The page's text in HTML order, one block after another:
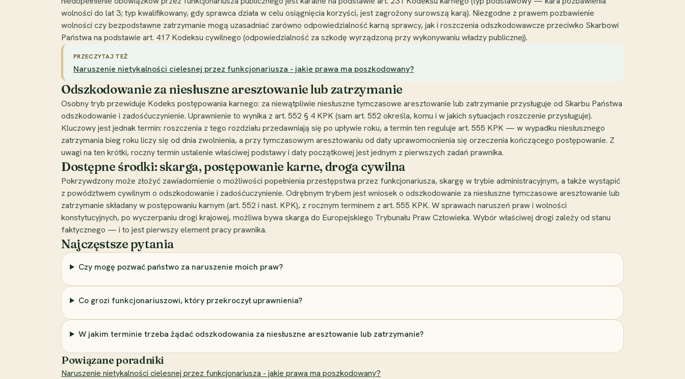
wolności do lat 3; typ kwalifikowany, gdy sprawca działa w celu osiągnięcia korzyści, jest zagrożony surowszą karą). Niezgodne z prawem pozbawienie
wolności czy bezpodstawne zatrzymanie mogą uzasadniać zarówno odpowiedzialność karną sprawcy, jak i roszczenia odszkodowawcze przeciwko Skarbowi
Państwa na podstawie art. 417 Kodeksu cywilnego (odpowiedzialność za szkodę wyrządzoną przy wykonywaniu władzy publicznej).
PRZECZYTAJ TEŻ
Naruszenie nietykalności cielesnej przez funkcjonariusza - jakie prawa ma poszkodowany?
Odszkodowanie za niesłuszne aresztowanie lub zatrzymanie
Osobny tryb przewiduje Kodeks postępowania karnego: za niewątpliwie niesłuszne tymczasowe aresztowanie lub zatrzymanie przysługuje od Skarbu Państwa
odszkodowanie i zadośćuczynienie. Uprawnienie to wynika z art. 552 § 4 KPK (sam art. 552 określa, komu i w jakich sytuacjach roszczenie przysługuje).
Kluczowy jest jednak termin: roszczenia z tego rozdziału przedawniają się po upływie roku, a termin ten reguluje art. 555 KPK — w wypadku niesłusznego
zatrzymania bieg roku liczy się od dnia zwolnienia, a przy tymczasowym aresztowaniu od daty uprawomocnienia się orzeczenia kończącego postępowanie. Z
uwagi na ten krótki, roczny termin ustalenie właściwej podstawy i daty początkowej jest jednym z pierwszych zadań prawnika.
Dostępne środki: skarga, postępowanie karne, droga cywilna
Pokrzywdzony może złożyć zawiadomienie o możliwości popełnienia przestępstwa przez funkcjonariusza, skargę w trybie administracyjnym, a także wystąpić
z powództwem cywilnym o odszkodowanie i zadośćuczynienie. Odrębnym trybem jest wniosek o odszkodowanie za niesłuszne tymczasowe aresztowanie lub
zatrzymanie składany w postępowaniu karnym (art. 552 i nast. KPK), z rocznym terminem z art. 555 KPK. W sprawach naruszeń praw i wolności
konstytucyjnych, po wyczerpaniu drogi krajowej, możliwa bywa skarga do Europejskiego Trybunału Praw Człowieka. Wybór właściwej drogi zależy od stanu
faktycznego — i to jest pierwszy element pracy prawnika.
Najczęstsze pytania
Czy mogę pozwać państwo za naruszenie moich praw?
Co grozi funkcjonariuszowi, który przekroczył uprawnienia?
W jakim terminie trzeba żądać odszkodowania za niesłuszne aresztowanie lub zatrzymanie?
Powiązane poradniki
Naruszenie nietykalności cielesnej przez funkcjonariusza - jakie prawa ma poszkodowany?